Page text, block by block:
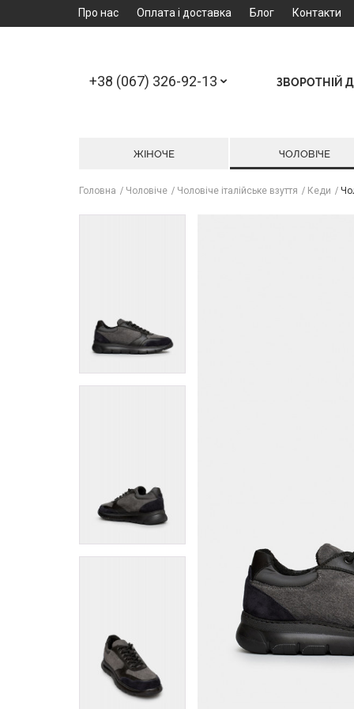
Про нас Оплата і доставка Блог Контакти
+38 (067) 326-92-13 ЗВОРОТНІЙ
ЖІНОЧЕ ЧОЛОВІЧЕ
Головна Чоловіче Чоловіче італійське взуття Кеди